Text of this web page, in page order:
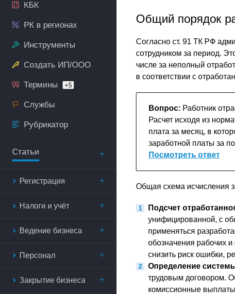
КБК
РК в регионах
Инструменты
Создать ИП/ООО
Термины +5
Службы
Рубрикатор
Статьи
Регистрация
Налоги и учёт
Ведение бизнеса
Персонал
Закрытие бизнеса
Общий порядок
Согласно ст. 91 ТК РФ
сотрудником за период.
числе за неполный
в соответствии с
Вопрос: Работник
Расчет исходя из
плата за месяц, в
заработной платы за
Посмотреть ответ
Общая схема исчисления
Подсчет
унифицированной, с
применяться
обозначения рабочих
снизить риск ошибки,
Определение
трудовым договором.
комиссионные выплаты